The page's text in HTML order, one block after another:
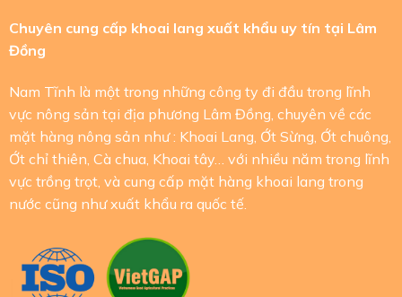
Chuyên cung cấp khoai lang xuất khẩu uy tín tại Lâm
Đồng
Nam Tĩnh là một trong những công ty đi đầu trong lĩnh
vực nông sản tại địa phương Lâm Đồng, chuyên về các
mặt hàng nông sản như : Khoai Lang, Ớt Sừng, Ớt chuông,
Ớt chỉ thiên, Cà chua, Khoai tây… với nhiều năm trong lĩnh
vực trồng trọt, và cung cấp mặt hàng khoai lang trong
nước cũng như xuất khẩu ra quốc tế.